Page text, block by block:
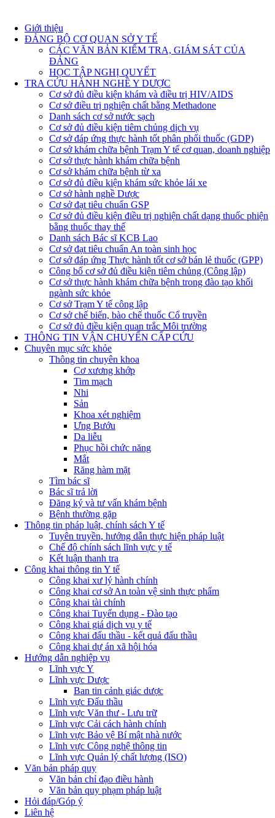
Giới thiệu
ĐẢNG BỘ CƠ QUAN SỞ Y TẾ
CÁC VĂN BẢN KIỂM TRA, GIÁM SÁT CỦA
ĐẢNG
HỌC TẬP NGHỊ QUYẾT
TRA CỨU HÀNH NGHỀ Y DƯỢC
Cơ sở đủ điều kiện khám và điều trị HIV/AIDS
Cơ sở điều trị nghiện chất bằng Methadone
Danh sách cơ sở nước sạch
Cơ sở đủ điều kiện tiêm chủng dịch vụ
Cơ sở đáp ứng thực hành tốt phân phối thuốc (GDP)
Cơ sở khám chữa bệnh Trạm Y tế cơ quan, doanh nghiệp
Cơ sở thực hành khám chữa bệnh
Cơ sở khám chữa bệnh từ xa
Cơ sở đủ điều kiện khám sức khỏe lái xe
Cơ sở hành nghề Dược
Cơ sở đạt tiêu chuẩn GSP
Cơ sở đủ điều kiện điều trị nghiện chất dạng thuốc phiện
bằng thuốc thay thế
Danh sách Bác sĩ KCB Lao
Cơ sở đạt tiêu chuẩn An toàn sinh học
Cơ sở đáp ứng Thực hành tốt cơ sở bán lẻ thuốc (GPP)
Công bố cơ sở đủ điều kiện tiêm chủng (Công lập)
Cơ sở thực hành khám chữa bệnh trong đào tạo khối
ngành sức khỏe
Cơ sở Trạm Y tế công lập
Cơ sở chế biến, bào chế thuốc Cổ truyền
Cơ sở đủ điều kiện quan trắc Môi trường
THÔNG TIN VẬN CHUYỂN CẤP CỨU
Chuyên mục sức khỏe
Thông tin chuyên khoa
Cơ xương khớp
Tim mạch
Nhi
Sản
Khoa xét nghiệm
Ưng Bướu
Da liễu
Phục hồi chức năng
Mắt
Răng hàm mặt
Tìm bác sĩ
Bác sĩ trả lời
Đăng ký và tư vấn khám bệnh
Bệnh thường gặp
Thông tin pháp luật, chính sách Y tế
Tuyên truyền, hướng dẫn thực hiện pháp luật
Chế độ chính sách lĩnh vực y tế
Kết luận thanh tra
Công khai thông tin Y tế
Công khai xư lý hành chính
Công khai cơ sở An toàn vệ sinh thực phẩm
Công khai tài chính
Công khai Tuyển dụng - Đào tạo
Công khai giá dịch vụ y tế
Công khai đấu thầu - kết quả đấu thầu
Công khai dự án xã hội hóa
Hướng dẫn nghiệp vụ
Lĩnh vực Y
Lĩnh vực Dược
Ban tin cảnh giác dược
Lĩnh vực Đấu thầu
Lĩnh vực Văn thư - Lưu trữ
Lĩnh vực Cải cách hành chính
Lĩnh vực Bảo vệ Bí mật nhà nước
Lĩnh vực Công nghệ thông tin
Lĩnh vực Quản lý chất lượng (ISO)
Văn bản pháp quy
Văn bản chỉ đạo điều hành
Văn bản quy phạm pháp luật
Hỏi đáp/Góp ý
Liên hệ